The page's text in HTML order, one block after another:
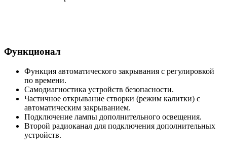
Функционал
Функция автоматического закрывания с регулировкой
по времени.
Самодиагностика устройств безопасности.
Частичное открывание створки (режим калитки) с
автоматическим закрыванием.
Подключение лампы дополнительного освещения.
Второй радиоканал для подключения дополнительных
устройств.